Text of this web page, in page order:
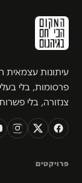
עיתונות עצמאית
פרסומות, בלי בעלי
צנזורה, בלי
פרויקטים